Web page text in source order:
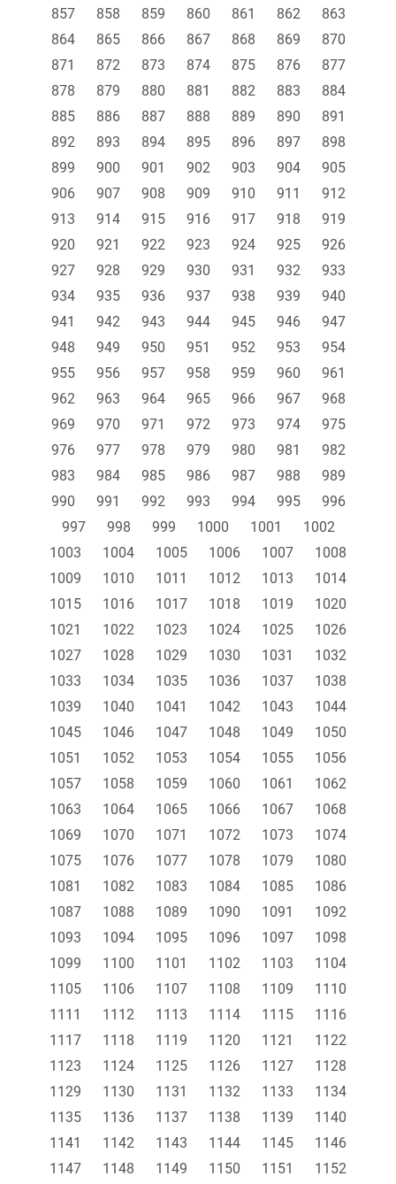
857
858 859 860 861 862
863
864
865 866 867 868 869
870
871
872 873 874 875 876
877
878
879 880 881 882 883
884
885
886 887 888 889 890
891
892
893 894 895 896 897
898
899
900 901 902 903 904
905
906
907 908 909 910 911
912
913
914 915 916 917 918
919
920
921 922 923 924 925
926
927
928 929 930 931 932
933
934
935 936 937 938 939
940
941
942 943 944 945 946
947
948
949 950 951 952 953
954
955
956 957 958 959 960
961
962
963 964 965 966 967
968
969
970 971 972 973 974
975
976
977 978 979 980 981
982
983
984 985 986 987 988
989
990
991 992 993 994 995
996
997
998 999 1000 1001
1002
1003
1004 1005 1006 1007
1008
1009
1010 1011 1012 1013
1014
1015
1016 1017 1018 1019
1020
1021
1022 1023 1024 1025
1026
1027
1028 1029 1030 1031
1032
1033
1034 1035 1036 1037
1038
1039
1040 1041 1042 1043
1044
1045
1046 1047 1048 1049
1050
1051
1052 1053 1054 1055
1056
1057
1058 1059 1060 1061
1062
1063
1064 1065 1066 1067
1068
1069
1070 1071 1072 1073
1074
1075
1076 1077 1078 1079
1080
1081
1082 1083 1084 1085
1086
1087
1088 1089 1090 1091
1092
1093
1094 1095 1096 1097
1098
1099
1100 1101 1102 1103
1104
1105
1106 1107 1108 1109
1110
1111
1112 1113 1114 1115
1116
1117
1118 1119 1120 1121
1122
1123
1124 1125 1126 1127
1128
1129
1130 1131 1132 1133
1134
1135
1136 1137 1138 1139
1140
1141
1142 1143 1144 1145
1146
1147
1148 1149 1150 1151 1152